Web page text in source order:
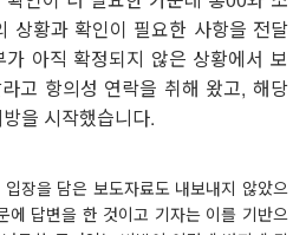
상황과 확인이 필요한 사항을 전달
가 아직 확정되지 않은 상황에서 보
고 항의성 연락을 취해 왔고, 해당
을 시작했습니다.
장을 담은 보도자료도 내보내지 않았으
에 답변을 한 것이고 기자는 이를 기반으